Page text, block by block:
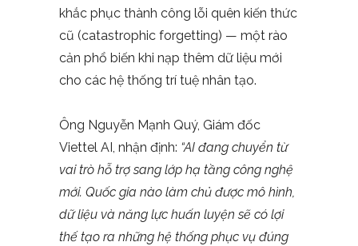
khắc phục thành công lỗi quên kiến thức
cũ (catastrophic forgetting) — một rào
cản phổ biến khi nạp thêm dữ liệu mới
cho các hệ thống trí tuệ nhân tạo.
Ông Nguyễn Mạnh Quý, Giám đốc
Viettel AI, nhận định: “AI đang chuyển từ
vai trò hỗ trợ sang lớp hạ tầng công nghệ
mới. Quốc gia nào làm chủ được mô hình,
dữ liệu và năng lực huấn luyện sẽ có lợi
thế tạo ra những hệ thống phục vụ đúng